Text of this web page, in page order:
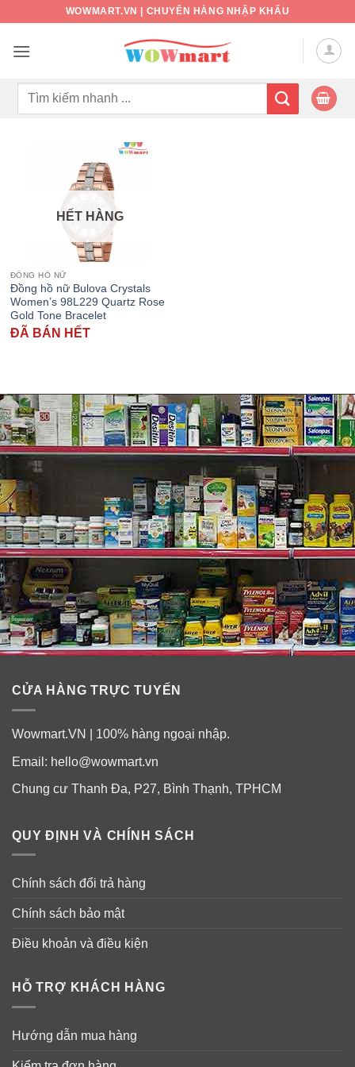
nội
WOWMART.VN | CHUYÊN HÀNG NHẬP KHẨU
Tìm
HẾT HÀNG
ĐỒNG HỒ NỮ
Đồng hồ nữ Bulova Crystals
Women’s 98L229 Quartz Rose
Gold Tone Bracelet
ĐÃ BÁN HẾT
CỬA HÀNG TRỰC TUYẾN
Wowmart.VN | 100% hàng ngoại nhập.
Email: hello@wowmart.vn
Chung cư Thanh Đa, P27, Bình Thạnh, TPHCM
QUY ĐỊNH VÀ CHÍNH SÁCH
Chính sách đổi trả hàng
Chính sách bảo mật
Điều khoản và điều kiện
HỖ TRỢ KHÁCH HÀNG
Hướng dẫn mua hàng